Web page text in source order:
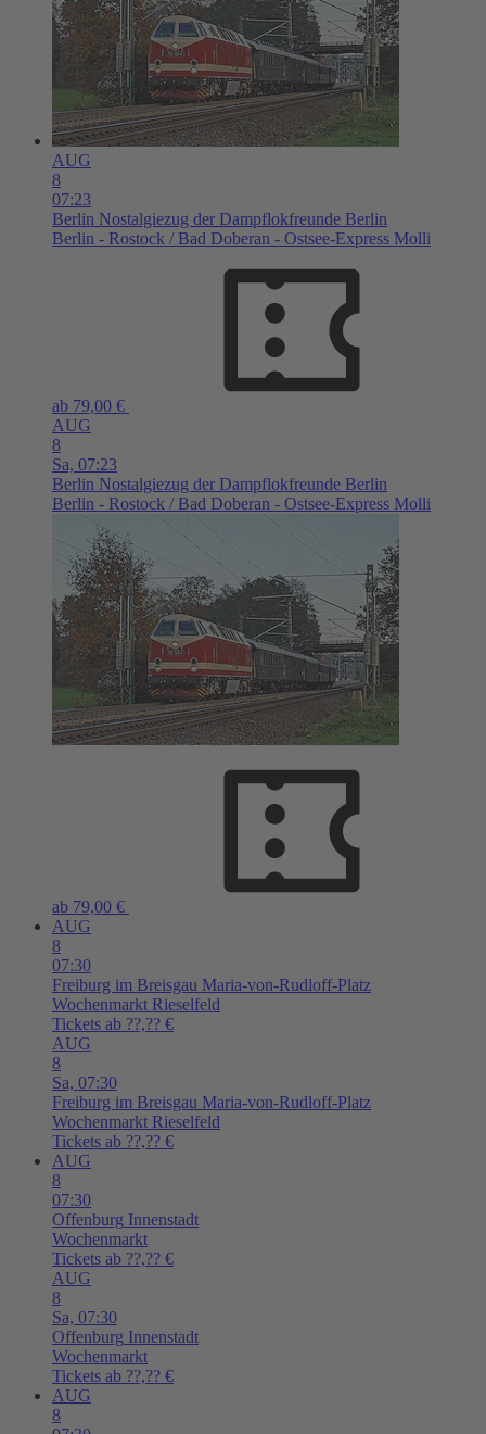
AUG
8
07:23
Berlin Nostalgiezug der Dampflokfreunde Berlin
Berlin - Rostock / Bad Doberan - Ostsee-Express Molli
ab 79,00 €
AUG
8
Sa, 07:23
Berlin Nostalgiezug der Dampflokfreunde Berlin
Berlin - Rostock / Bad Doberan - Ostsee-Express Molli
ab 79,00 €
AUG
8
07:30
Freiburg im Breisgau Maria-von-Rudloff-Platz
Wochenmarkt Rieselfeld
Tickets ab ??,?? €
AUG
8
Sa, 07:30
Freiburg im Breisgau Maria-von-Rudloff-Platz
Wochenmarkt Rieselfeld
Tickets ab ??,?? €
AUG
8
07:30
Offenburg Innenstadt
Wochenmarkt
Tickets ab ??,?? €
AUG
8
Sa, 07:30
Offenburg Innenstadt
Wochenmarkt
Tickets ab ??,?? €
AUG
8